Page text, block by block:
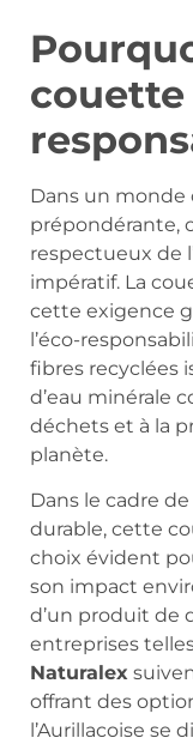
couette
Dans un monde
prépondérante,
respectueux de
impératif. La
cette exigence
l’éco-
fibres recyclées
d’eau minérale
déchets et à la
planète.
Dans le cadre
durable, cette
choix évident
son impact
d’un produit de
entreprises
Naturalex
offrant des
l’Aurillacoise se